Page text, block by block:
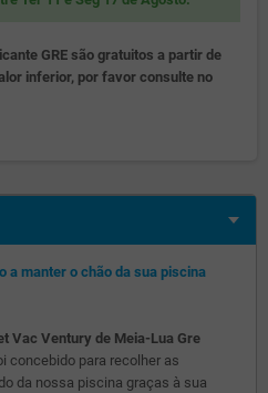
GRE são gratuitos a partir de
inferior, por favor consulte no
a manter o chão da sua piscina
Vac Ventury de Meia-Lua Gre
concebido para recolher as
da nossa piscina graças à sua